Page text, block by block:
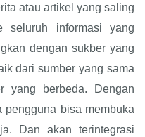
atau artikel yang saling
seluruh informasi yang
dengan sukber yang
dari sumber yang sama
yang berbeda. Dengan
pengguna bisa membuka
Dan akan terintegrasi